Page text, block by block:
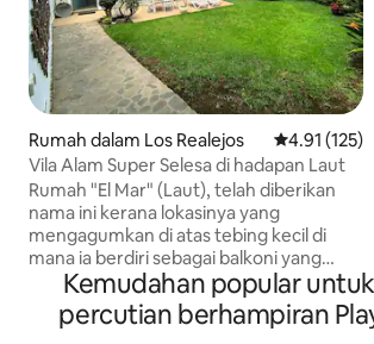
Rumah dalam Los Realejos Penarafan
4.91 (125)
Vila Alam Super Selesa di hadapan Laut
Rumah "El Mar" (Laut), telah diberikan
nama ini kerana lokasinya yang
mengagumkan di atas tebing kecil di
mana ia berdiri sebagai balkoni yang
tidak terkalahkan di atas perubahan laut
Atlantik yang tidak pernah berakhir siang
dan malam yang menakjubkan. Terletak
Kemudahan popular
percutian berhampiran